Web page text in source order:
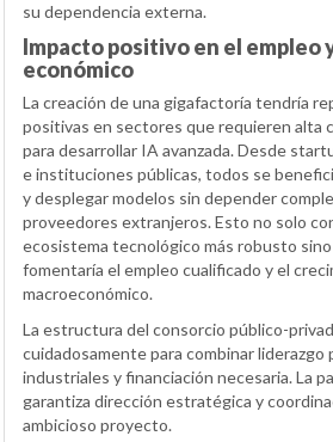
su dependencia externa.
Impacto positivo en el empleo
económico
La creación de una gigafactoría tendría
positivas en sectores que requieren alta
para desarrollar IA avanzada. Desde
e instituciones públicas, todos se
y desplegar modelos sin depender
proveedores extranjeros. Esto no solo
ecosistema tecnológico más robusto
fomentaría el empleo cualificado y el
macroeconómico.
La estructura del consorcio público-
cuidadosamente para combinar liderazgo
industriales y financiación necesaria. La
garantiza dirección estratégica y
ambicioso proyecto.